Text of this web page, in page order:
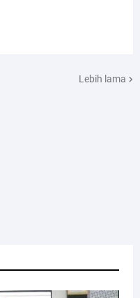
Lebih lama